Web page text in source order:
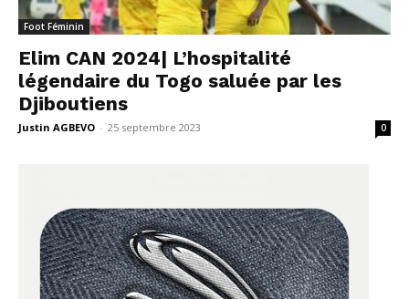
Foot Féminin
Elim CAN 2024| L’hospitalité
légendaire du Togo saluée par les
Djiboutiens
Justin AGBEVO - 25 septembre 2023 0